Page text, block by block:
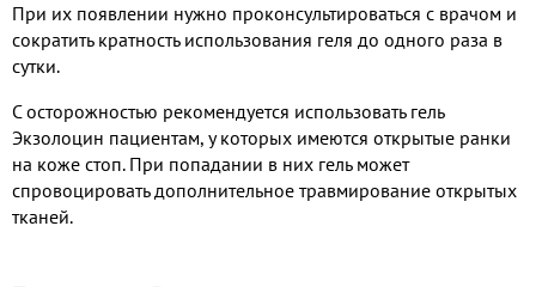
При их появлении нужно проконсультироваться с врачом и
сократить кратность использования геля до одного раза в
сутки.
С осторожностью рекомендуется использовать гель
Экзолоцин пациентам, у которых имеются открытые ранки
на коже стоп. При попадании в них гель может
спровоцировать дополнительное травмирование открытых
тканей.